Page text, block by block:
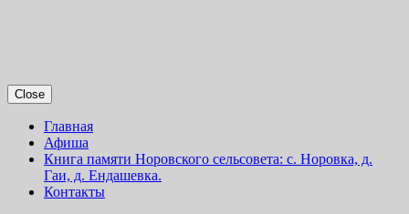
Close
Главная
Афиша
Книга памяти Норовского сельсовета: с. Норовка, д.
Гаи, д. Ендашевка.
Контакты